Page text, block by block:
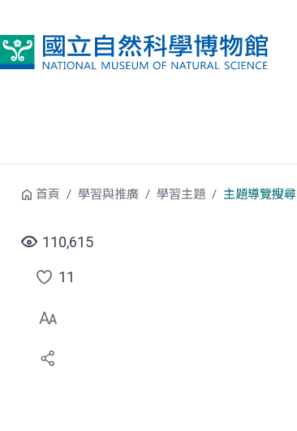
首頁 學習與推廣 學習主題 主題導覽搜尋
110,615
點
選
喜
11